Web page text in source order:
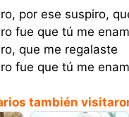
por ese suspiro,
fue que tú me
que me regalaste
fue que tú me
también